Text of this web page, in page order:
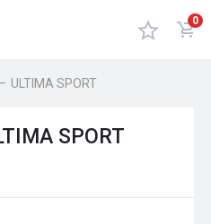
0
ULTIMA SPORT
SPORT